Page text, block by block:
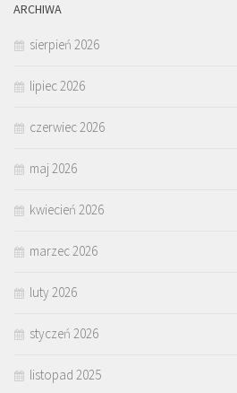
ARCHIWA
sierpień 2026
lipiec 2026
czerwiec 2026
maj 2026
kwiecień 2026
marzec 2026
luty 2026
styczeń 2026
listopad 2025